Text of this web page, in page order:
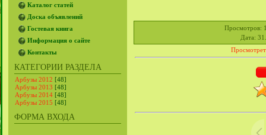
Каталог статей
Доска объявлений
Гостевая книга
Информация о сайте
Контакты
КАТЕГОРИИ РАЗДЕЛА
Арбузы 2012 [48]
Арбузы 2013 [48]
Арбузы 2014 [48]
Арбузы 2015 [48]
ФОРМА ВХОДА
Просмотров:
Дата: